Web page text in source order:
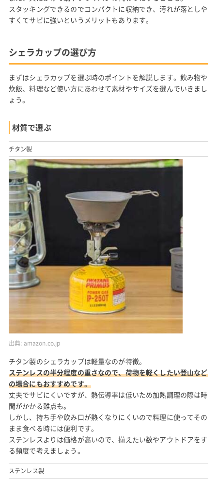
スタッキングできるのでコンパクトに収納でき、汚れが落としや
すくてサビに強いというメリットもあります。
シェラカップの選び方
まずはシェラカップを選ぶ時のポイントを解説します。飲み物や
炊飯、料理など使い方にあわせて素材やサイズを選んでいきまし
ょう。
材質で選ぶ
チタン製
出典: amazon.co.jp
チタン製のシェラカップは軽量なのが特徴。
ステンレスの半分程度の重さなので、荷物を軽くしたい登山など
の場合にもおすすめです。
丈夫でサビにくいですが、熱伝導率は低いため加熱調理の際は時
間がかかる難点も。
しかし、持ち手や飲み口が熱くなりにくいので料理に使ってその
まま食べる時には便利です。
ステンレスよりは価格が高いので、揃えたい数やアウトドアをす
る頻度で考えましょう。
ステンレス製